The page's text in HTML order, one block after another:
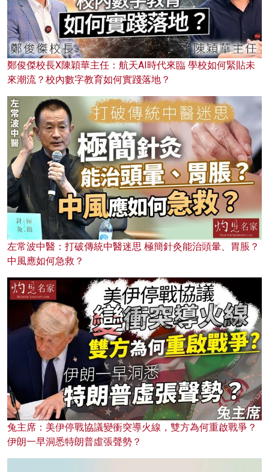
鄭俊傑校長X陳穎華主任：航天AI時代來臨 學校如何緊貼未
來潮流？校內數字教育如何實踐落地？
左常波中醫：打破傳統中醫迷思 極簡針灸能治頭暈、胃脹？
中風應如何急救？
兔主席：美伊停戰協議變衝突導火線，雙方為何重啟戰爭？
伊朗一早洞悉特朗普虛張聲勢？